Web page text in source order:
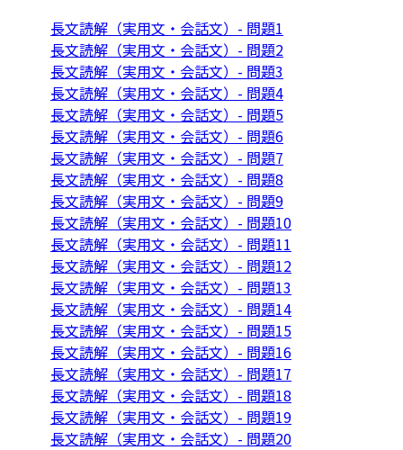
長文読解（実用文・会話文）- 問題1
長文読解（実用文・会話文）- 問題2
長文読解（実用文・会話文）- 問題3
長文読解（実用文・会話文）- 問題4
長文読解（実用文・会話文）- 問題5
長文読解（実用文・会話文）- 問題6
長文読解（実用文・会話文）- 問題7
長文読解（実用文・会話文）- 問題8
長文読解（実用文・会話文）- 問題9
長文読解（実用文・会話文）- 問題10
長文読解（実用文・会話文）- 問題11
長文読解（実用文・会話文）- 問題12
長文読解（実用文・会話文）- 問題13
長文読解（実用文・会話文）- 問題14
長文読解（実用文・会話文）- 問題15
長文読解（実用文・会話文）- 問題16
長文読解（実用文・会話文）- 問題17
長文読解（実用文・会話文）- 問題18
長文読解（実用文・会話文）- 問題19
長文読解（実用文・会話文）- 問題20